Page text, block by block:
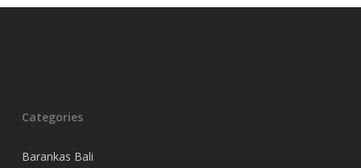
Categories
Barankas Bali